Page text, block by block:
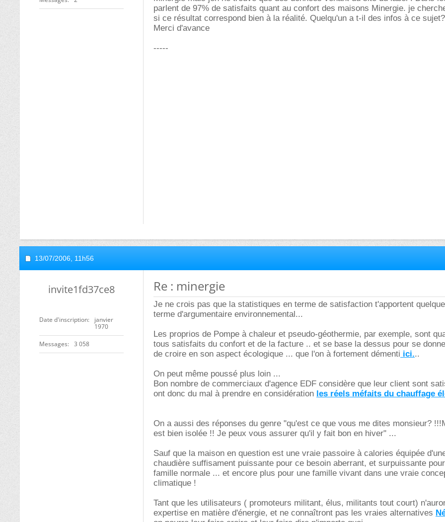
parlent de 97% de satisfaits quant au confort des maisons Minergie. je
si ce résultat correspond bien à la réalité. Quelqu'un a t-il des infos à ce sujet?
Merci d'avance
-----
13/07/2006, 11h56
invite1fd37ce8
Date d'inscription
janvier
1970
Messages 3 058
Re : minergie
Je ne crois pas que la statistiques en terme de satisfaction t'apportent
terme d'argumentaire environnemental...
Les proprios de Pompe à chaleur et pseudo-géothermie, par exemple, sont
tous satisfaits du confort et de la facture .. et se base la dessus pour se
de croire en son aspect écologique ... que l'on à fortement démenti ici...
On peut même poussé plus loin ...
Bon nombre de commerciaux d'agence EDF considère que leur client sont
ont donc du mal à prendre en considération les réels méfaits du chauffage
On a aussi des réponses du genre "qu'est ce que vous me dites monsieur?
est bien isolée !! Je peux vous assurer qu'il y fait bon en hiver" ...
Sauf que la maison en question est une vraie passoire à calories équipée
chaudière suffisament puissante pour ce besoin aberrant, et surpuissante
famille normale ... et encore plus pour une famille vivant dans une vraie
climatique !
Tant que les utilisateurs ( promoteurs militant, élus, militants tout court)
expertise en matière d'énergie, et ne connaîtront pas les vraies alternatives